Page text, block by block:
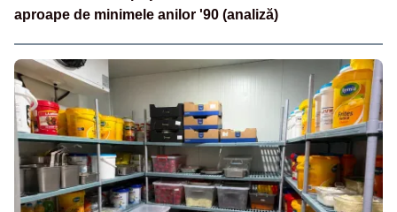
aproape de minimele anilor '90 (analiză)